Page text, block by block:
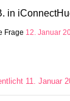
in
Frage 12. Januar
11. Januar